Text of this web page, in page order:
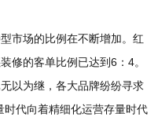
市场的比例在不断增加。红
修的客单比例已达到6：4。
以为继，各大品牌纷纷寻求
时代向着精细化运营存量时代